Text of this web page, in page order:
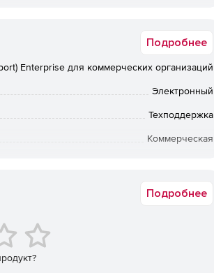
определяющими доверенное состояние
стандартами, в том числе и политики по
Помимо этого можно
реального времени.
позволяет отделу IT-безопасности
состояния в случае обнаружения
позволяет автоматизировать процесс
Подробнее
Enterprise для коммерческих организаций
Электронный
Техподдержка
Коммерческая
Подробнее